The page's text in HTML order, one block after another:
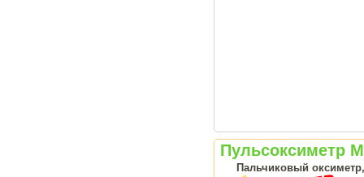
Пульсоксиметр
Пальчиковый оксиметр,